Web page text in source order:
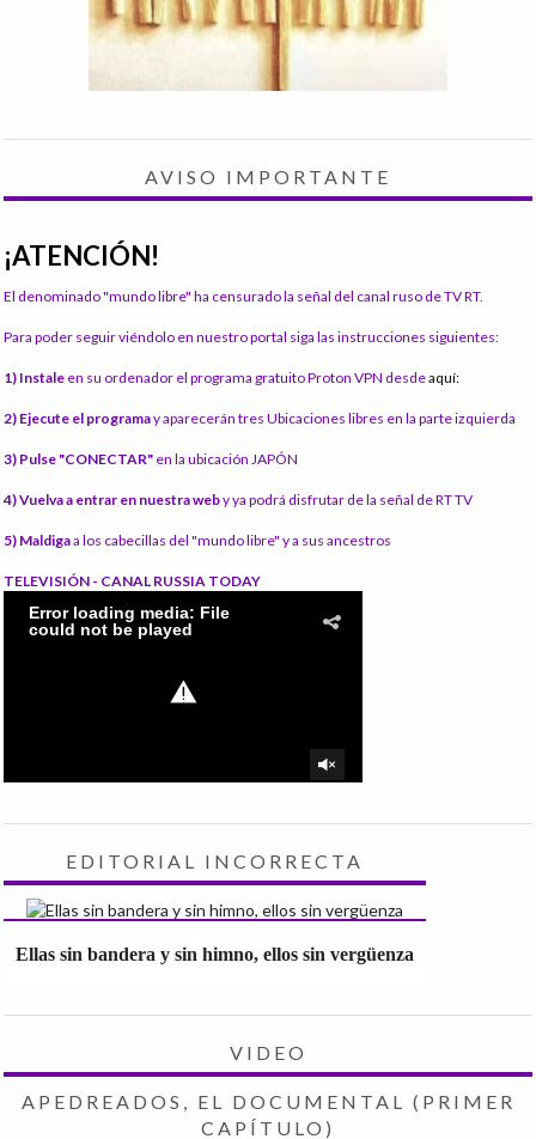
AVISO IMPORTANTE
¡ATENCIÓN!
El denominado "mundo libre" ha censurado la señal del canal ruso de TV RT.
Para poder seguir viéndolo en nuestro portal siga las instrucciones siguientes:
1) Instale en su ordenador el programa gratuito Proton VPN desdeaquí:
2) Ejecute el programay aparecerán tres Ubicaciones libres en la parte izquierda
3) Pulse "CONECTAR" en la ubicación JAPÓN
4) Vuelva a entrar en nuestra weby ya podrá disfrutar de la señal de RT TV
5) Maldigaa los cabecillas del "mundo libre" y a sus ancestros
TELEVISIÓN - CANAL RUSSIA TODAY
EDITORIAL INCORRECTA
Ellas sin bandera y sin himno, ellos sin vergüenza
VIDEO
APEDREADOS, EL DOCUMENTAL (PRIMER
CAPÍTULO)